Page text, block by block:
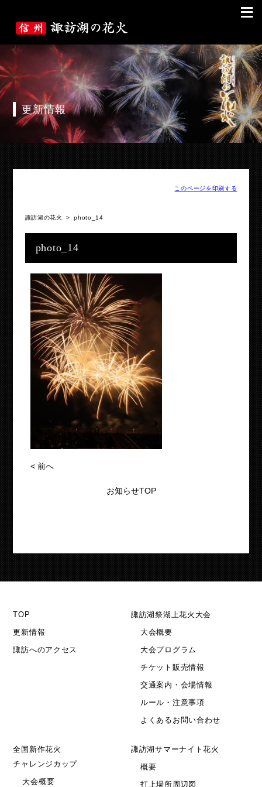
≡
更新情報
このページを印刷する
諏訪湖の花火 >photo_14
photo_14
<前へ
お知らせTOP
TOP
更新情報
諏訪へのアクセス
諏訪湖祭湖上花火大会
大会概要
大会プログラム
チケット販売情報
交通案内・会場情報
ルール・注意事項
よくあるお問い合わせ
全国新作花火
チャレンジカップ
大会概要
諏訪湖サマーナイト花火
概要
打上場所周辺図